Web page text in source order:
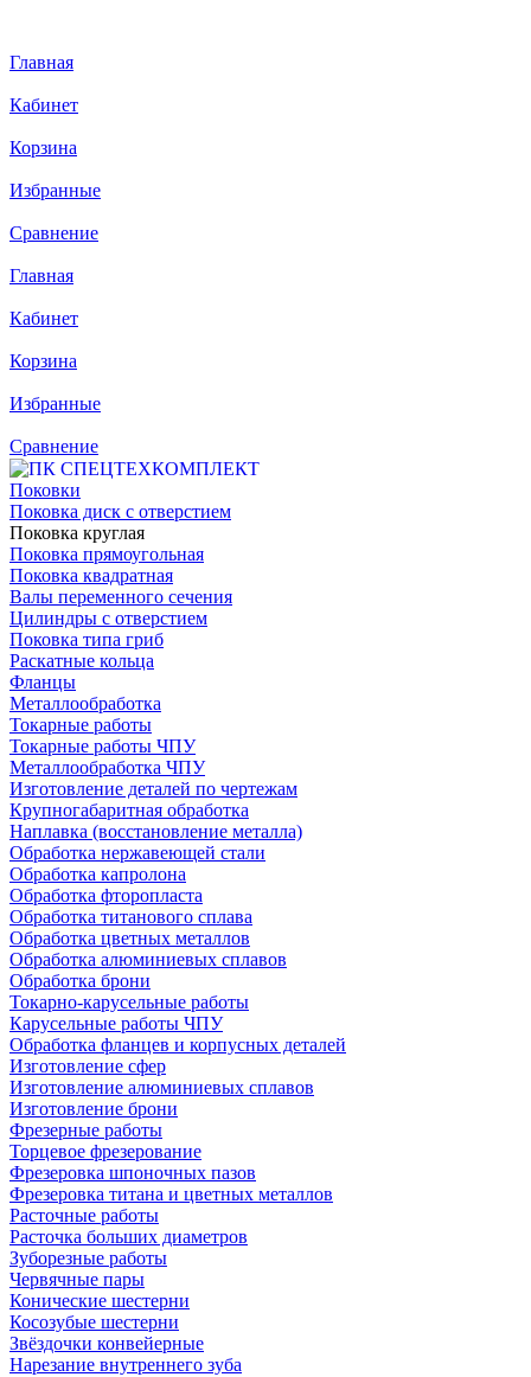
Главная
Кабинет
Корзина
Избранные
Сравнение
Главная
Кабинет
Корзина
Избранные
Сравнение
Поковки
Поковка диск с отверстием
Поковка круглая
Поковка прямоугольная
Поковка квадратная
Валы переменного сечения
Цилиндры с отверстием
Поковка типа гриб
Раскатные кольца
Фланцы
Металлообработка
Токарные работы
Токарные работы ЧПУ
Металлообработка ЧПУ
Изготовление деталей по чертежам
Крупногабаритная обработка
Наплавка (восстановление металла)
Обработка нержавеющей стали
Обработка капролона
Обработка фторопласта
Обработка титанового сплава
Обработка цветных металлов
Обработка алюминиевых сплавов
Обработка брони
Токарно-карусельные работы
Карусельные работы ЧПУ
Обработка фланцев и корпусных деталей
Изготовление сфер
Изготовление алюминиевых сплавов
Изготовление брони
Фрезерные работы
Торцевое фрезерование
Фрезеровка шпоночных пазов
Фрезеровка титана и цветных металлов
Расточные работы
Расточка больших диаметров
Зуборезные работы
Червячные пары
Конические шестерни
Косозубые шестерни
Звёздочки конвейерные
Нарезание внутреннего зуба